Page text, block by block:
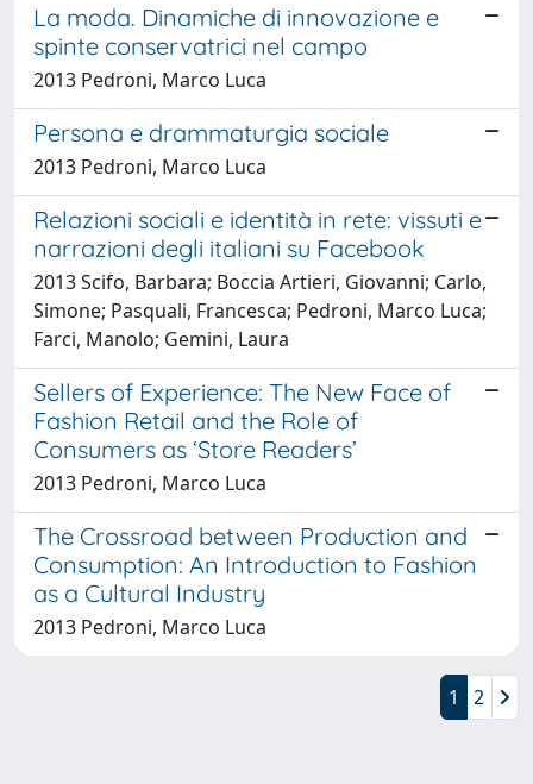
La moda. Dinamiche di innovazione e
spinte conservatrici nel campo
2013 Pedroni, Marco Luca
Persona e drammaturgia sociale
2013 Pedroni, Marco Luca
Relazioni sociali e identità in rete: vissuti e
narrazioni degli italiani su Facebook
2013 Scifo, Barbara; Boccia Artieri, Giovanni; Carlo,
Simone; Pasquali, Francesca; Pedroni, Marco Luca;
Farci, Manolo; Gemini, Laura
Sellers of Experience: The New Face of
Fashion Retail and the Role of
Consumers as ‘Store Readers’
2013 Pedroni, Marco Luca
The Crossroad between Production and
Consumption: An Introduction to Fashion
as a Cultural Industry
2013 Pedroni, Marco Luca
1 2